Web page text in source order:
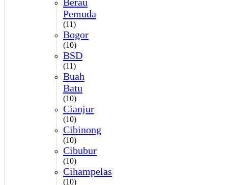
Pemuda
(11)
Bogor
(10)
BSD
(11)
Buah
Batu
(10)
Cianjur
(10)
Cibinong
(10)
Cibubur
(10)
Cihampelas
(10)